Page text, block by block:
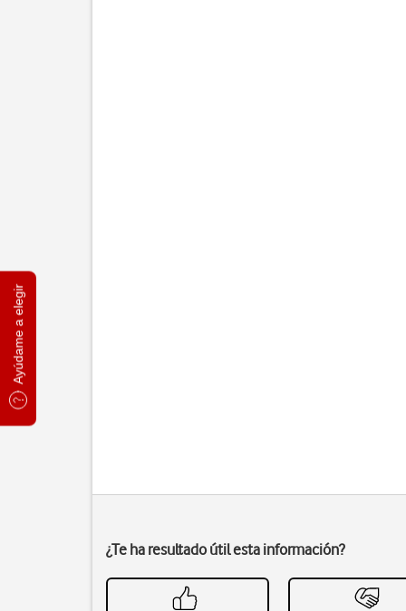
Ayúdame a elegir
¿Te ha resultado útil esta información?